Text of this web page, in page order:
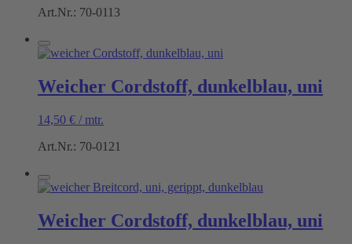
Art.Nr.: 70-0113
Weicher Cordstoff, dunkelblau, uni
14,50 € / mtr.
Art.Nr.: 70-0121
Weicher Cordstoff, dunkelblau, uni